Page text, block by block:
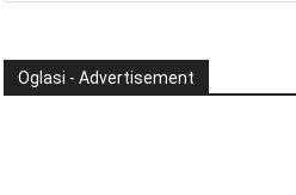
Oglasi - Advertisement